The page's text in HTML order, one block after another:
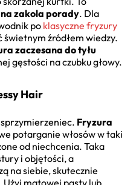
zakola porady. Dla
poklasyczne fryzury
świetnym źródłem wiedzy.
zaczesana do tyłu
gęstości na czubku głowy.
Hair
Fryzura
potarganie włosów w taki
od niechcenia. Taka
i objętości, a
na siebie, skutecznie